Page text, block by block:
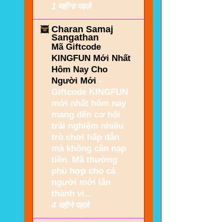
1 महीना पहले
Charan Samaj
Sangathan
Mã Giftcode
KINGFUN Mới Nhất
Hôm Nay Cho
Người Mới -
Giftcode KINGFUN
mới nhất hôm nay
mang đến cơ hội
trải nghiệm nhiều
trò chơi hấp dẫn
mà không cần nạp
tiền. Mã thưởng
phù hợp cho cả
người mới lẫn
thành vi...
4 महीने पहले